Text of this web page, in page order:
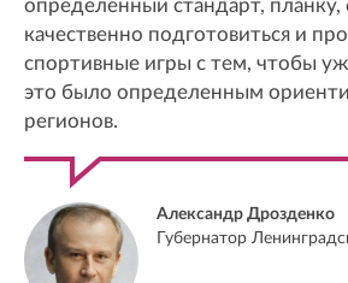
определенный стандарт,
качественно подготовиться и
спортивные игры с тем, чтобы
это было определенным
регионов.
Александр Дрозденко
Губернатор